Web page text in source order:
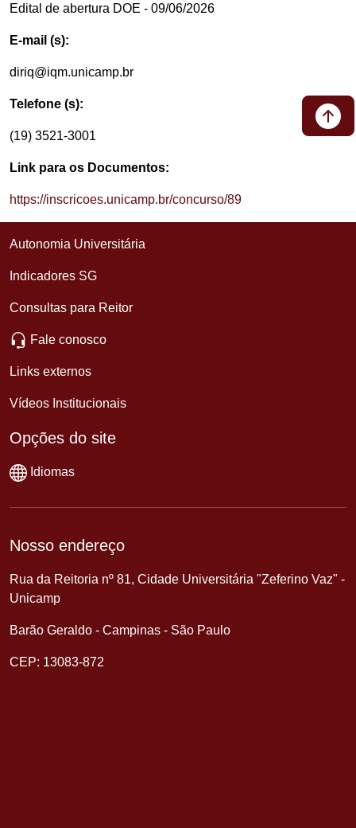
Edital de abertura DOE - 09/06/2026
E-mail (s):
diriq@iqm.unicamp.br
Telefone (s):
(19) 3521-3001
Link para os Documentos:
https://inscricoes.unicamp.br/concurso/89
Autonomia Universitária
Indicadores SG
Consultas para Reitor
Fale conosco
Links externos
Vídeos Institucionais
Opções do site
Idiomas
Nosso endereço
Rua da Reitoria nº 81, Cidade Universitária "Zeferino Vaz" -
Unicamp
Barão Geraldo - Campinas - São Paulo
CEP: 13083-872